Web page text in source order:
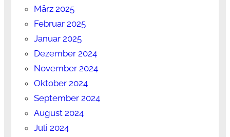
März 2025
Februar 2025
Januar 2025
Dezember 2024
November 2024
Oktober 2024
September 2024
August 2024
Juli 2024